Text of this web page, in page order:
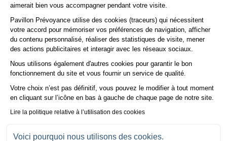
aimerait bien vous accompagner pendant votre visite.
Pavillon Prévoyance utilise des cookies (traceurs) qui nécessitent
votre accord pour mémoriser vos préférences de navigation, afficher
du contenu personnalisé, réaliser des statistiques de visite, mener
des actions publicitaires et interagir avec les réseaux sociaux.
Nous utilisons également d'autres cookies pour garantir le bon
fonctionnement du site et vous fournir un service de qualité.
Votre choix n’est pas définitif, vous pouvez le modifier à tout moment
en cliquant sur l’icône en bas à gauche de chaque page de notre site.
Lire la politique relative à l’utilisation des cookies
Voici pourquoi nous utilisons des cookies.
Axeptio consent